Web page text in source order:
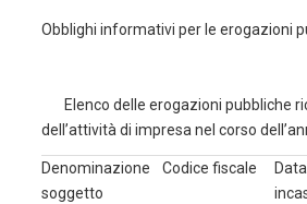
Obblighi informativi per le erogazioni
Elenco delle erogazioni pubbliche
dell’attività di impresa nel corso
Denominazione
soggetto
Codice fiscale
Data